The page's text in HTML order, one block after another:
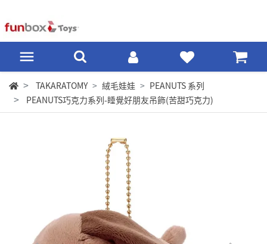
TAKARATOMY 絨毛娃娃
PEANUTS 系列
PEANUTS巧克力系列-睡覺好朋友吊飾(苦甜巧克力)